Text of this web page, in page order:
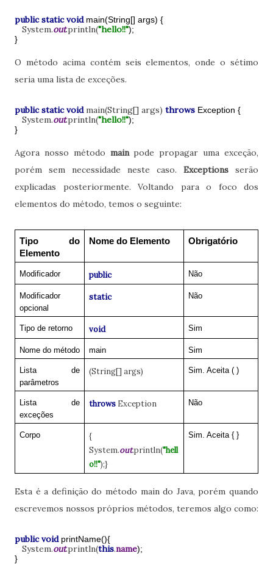
public static void main(String[] args) {
System.out.println("hello!!");
}
O método acima contém seis elementos, onde o sétimo
seria uma lista de exceções.
public static voidmain(String[] args) throws Exception {
System.out.println("hello!!");
}
Agora nosso método mainpode propagar uma exceção,
porém sem necessidade neste caso. Exceptions serão
explicadas posteriormente. Voltando para o foco dos
elementos do método, temos o seguinte:
Tipo do
Elemento
Nome do Elemento Obrigatório
Modificador public Não
Modificador
opcional
static Não
Tipo de retorno void Sim
Nome do método main Sim
Lista de
parâmetros
(String[] args) Sim. Aceita ( )
Lista de
exceções
throws Exception Não
Corpo
{
System.out.println("hell
o!!");}
Sim. Aceita { }
Esta é a definição do método main do Java, porém quando
escrevemos nossos próprios métodos, teremos algo como:
public void printName(){
System.out.println(this.name);
}